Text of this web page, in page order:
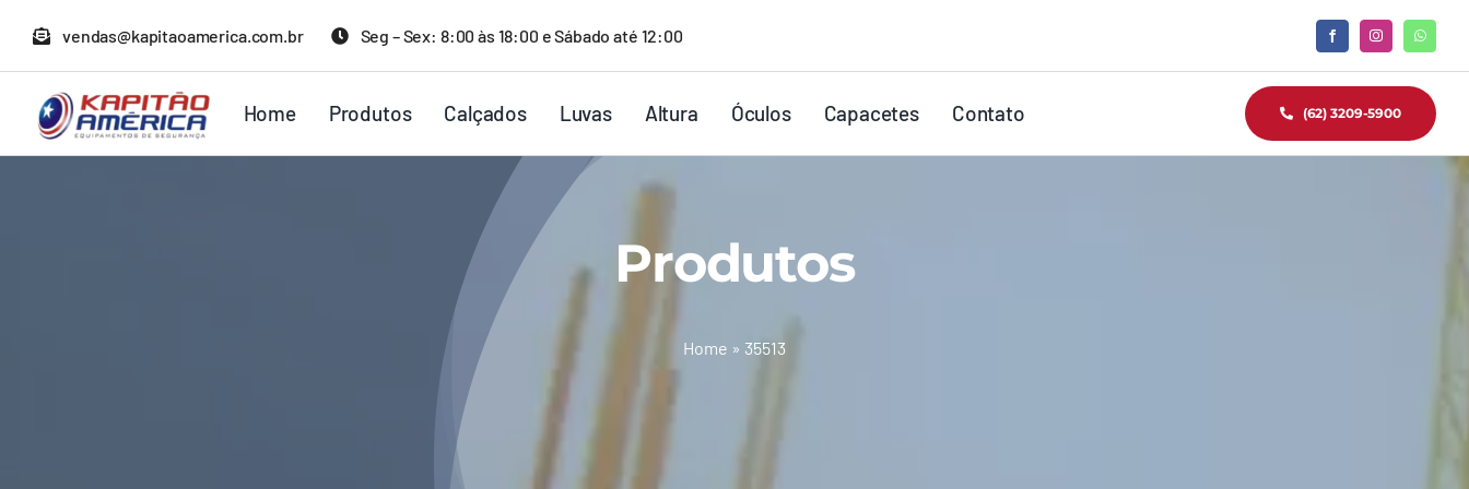
para
conteúdo
vendas@kapitaoamerica.com.br Seg – Sex: 8:00 às 18:00 e Sábado até 12:00
Home Produtos Calçados Luvas Altura Óculos Capacetes Contato (62) 3209-5900
Produtos
Home » 35513